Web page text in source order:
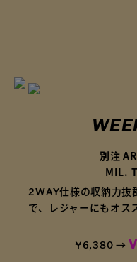
別注
MIL.
2WAY仕様の収納力抜
で、レジャーにもオス
¥6,380 →